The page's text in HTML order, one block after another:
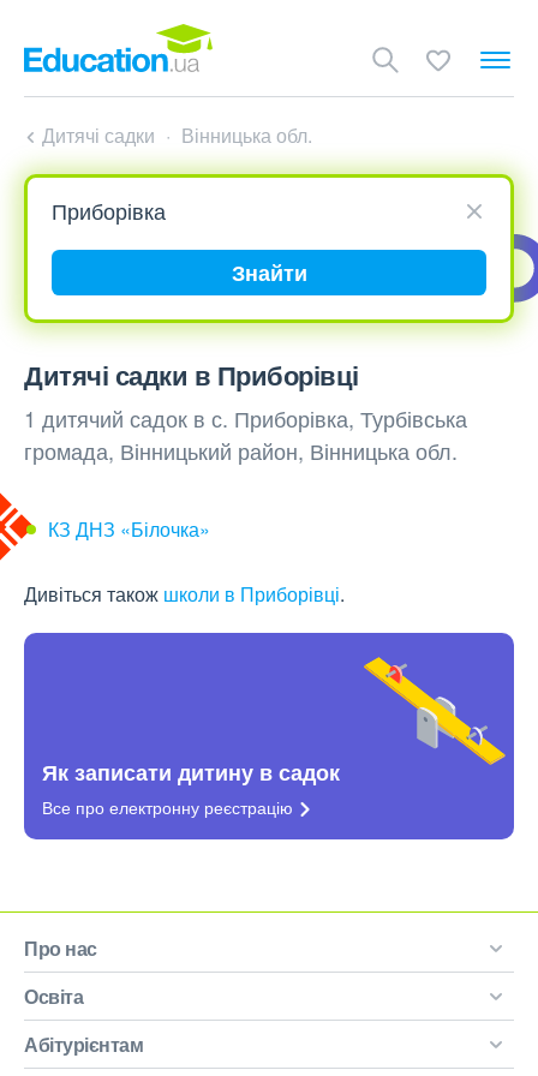
Дитячі садки Вінницька обл.
Знайти
Дитячі садки в Приборівці
1 дитячий садок в с. Приборівка, Турбівська
громада, Вінницький район, Вінницька обл.
КЗ ДНЗ «Білочка»
Дивіться також школи в Приборівці.
Як записати дитину в садок
Все про електронну реєстрацію
Про нас
Освіта
Абітурієнтам